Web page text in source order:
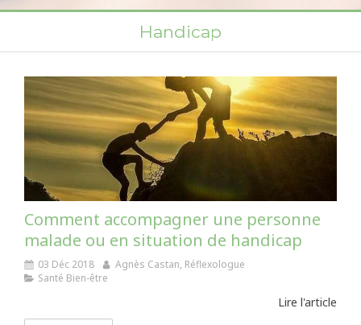
Handicap
Comment accompagner une personne
malade ou en situation de handicap
03 Déc 2018
Agnès Castan, Réflexologue
Santé Bien-être
Lire l'article